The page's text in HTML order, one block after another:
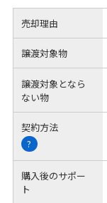
売却理由
譲渡対象物
譲渡対象となら
ない物
契約方法
?
購入後のサポー
ト